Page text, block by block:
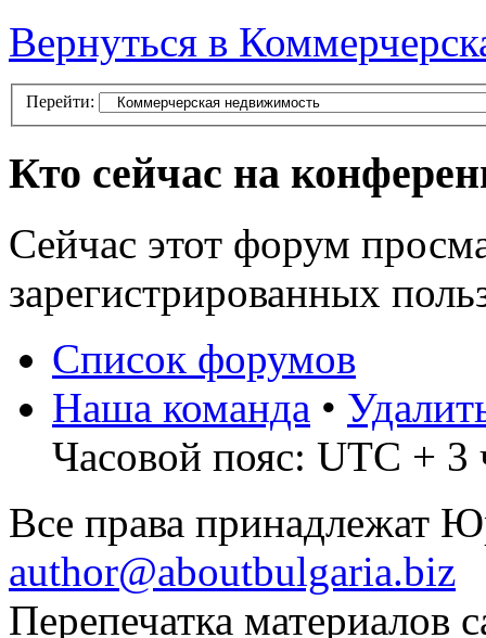
Вернуться в
Перейти:
Кто сейчас на
Сейчас этот форум
зарегистрированных
Список форумов
Наша команда •
Часовой пояс: UTC + 3
Все права принадлежат
author@aboutbulgaria.biz
Перепечатка материалов